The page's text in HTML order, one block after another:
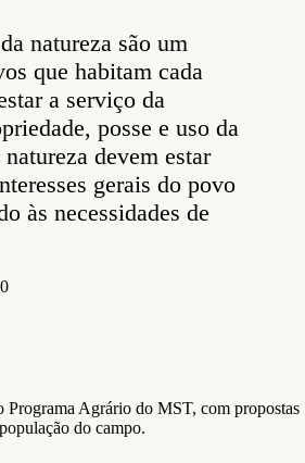
natureza são um
que habitam cada
a serviço da
posse e uso da
devem estar
gerais do povo
às necessidades de
Programa Agrário do MST, com propostas
do campo.